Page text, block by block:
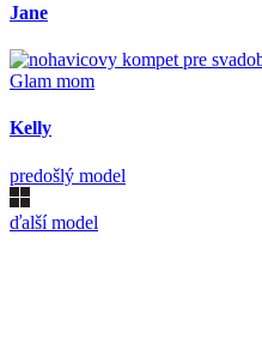
Jane
Glam mom
Kelly
predošlý model
ďalší model